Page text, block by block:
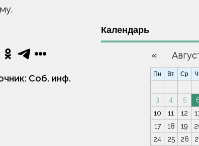
Соб. инф.
Календарь
«
Пн Вт Ср
3
4 5
10
11 12
17
18 19
24
25 26